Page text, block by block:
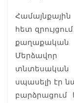
հետ
Մերձավոր
տնտեսական
սպասելի էր
բարձրացում